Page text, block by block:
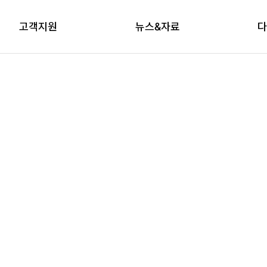
고객지원 뉴스&자료